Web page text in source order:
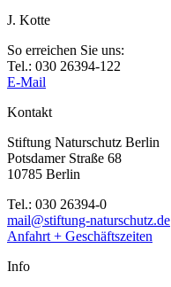
J. Kotte
So erreichen Sie uns:
Tel.: 030 26394-122
E-Mail
Kontakt
Stiftung Naturschutz Berlin
Potsdamer Straße 68
10785 Berlin
Tel.: 030 26394-0
mail@stiftung-naturschutz.de
Anfahrt + Geschäftszeiten
Info